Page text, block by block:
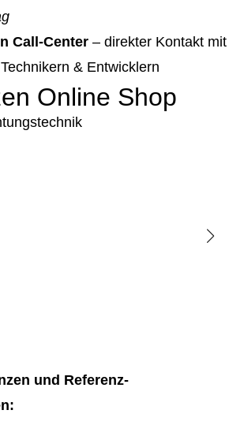
Call-Center – direkter Kontakt mit
& Entwicklern
Online Shop
und Referenz-